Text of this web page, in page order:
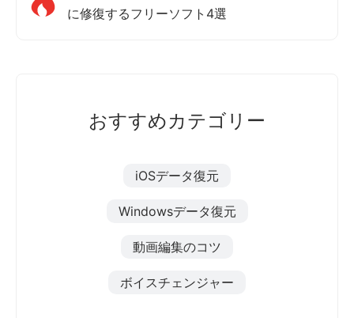
に修復するフリーソフト4選
おすすめカテゴリー
iOSデータ復元
Windowsデータ復元
動画編集のコツ
ボイスチェンジャー